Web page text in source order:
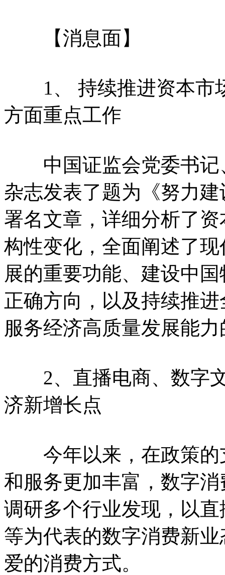
【消息面】
1、 持续推进资本市
方面重点工作
中国证监会党委书记
杂志发表了题为《努力
署名文章，详细分析了
构性变化，全面阐述了
展的重要功能、建设中
正确方向，以及持续推
服务经济高质量发展能
2、直播电商、数字文
济新增长点
今年以来，在政策的
和服务更加丰富，数字
调研多个行业发现，以
等为代表的数字消费新
爱的消费方式。